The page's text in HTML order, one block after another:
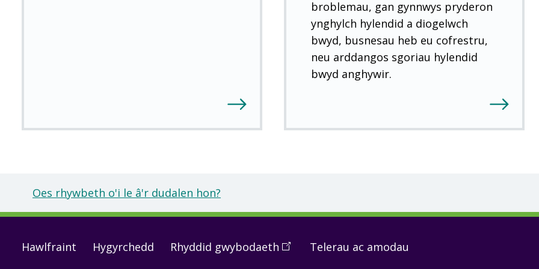
broblemau, gan gynnwys pryderon
ynghylch hylendid a diogelwch
bwyd, busnesau heb eu cofrestru,
neu arddangos sgoriau hylendid
bwyd anghywir.
Oes rhywbeth o'i le â'r dudalen hon?
Footer
Hawlfraint Hygyrchedd Rhyddid gwybodaeth (OpenTelerau ac amodau